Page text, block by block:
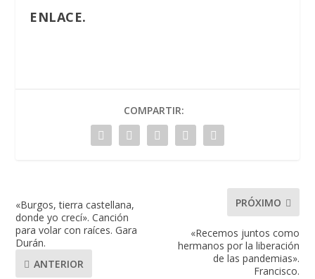
ENLACE.
COMPARTIR:
«Burgos, tierra castellana,
donde yo crecí». Canción
para volar con raíces. Gara
Durán.
ANTERIOR
PRÓXIMO
«Recemos juntos como
hermanos por la liberación
de las pandemias».
Francisco.